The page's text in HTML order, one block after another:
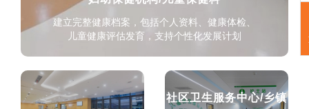
建立完整健康档案，包括个人资料、健康体检、
儿童健康评估发育，支持个性化发展计划
社区卫生服务中心/乡镇